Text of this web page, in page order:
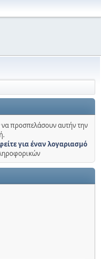
προσπελάσουν αυτήν την
για έναν λογαριασμό